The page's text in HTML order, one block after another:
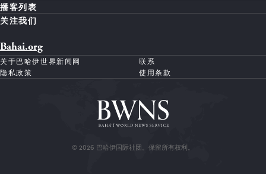
播客列表
关注我们
Bahai.org
关于巴哈伊世界新闻网
联系
隐私政策
使用条款
© 2026 巴哈伊国际社团。保留所有权利。